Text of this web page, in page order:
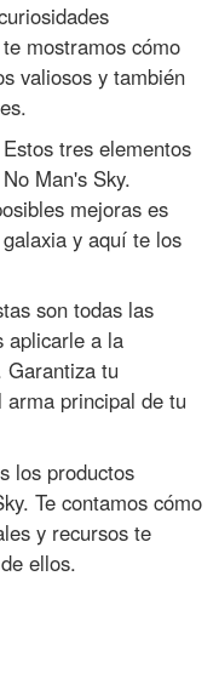
mostramos cómo
valiosos y también
tres elementos
Man's Sky.
mejoras es
y aquí te los
son todas las
aplicarle a la
Garantiza tu
principal de tu
los productos
Te contamos cómo
y recursos te
ellos.